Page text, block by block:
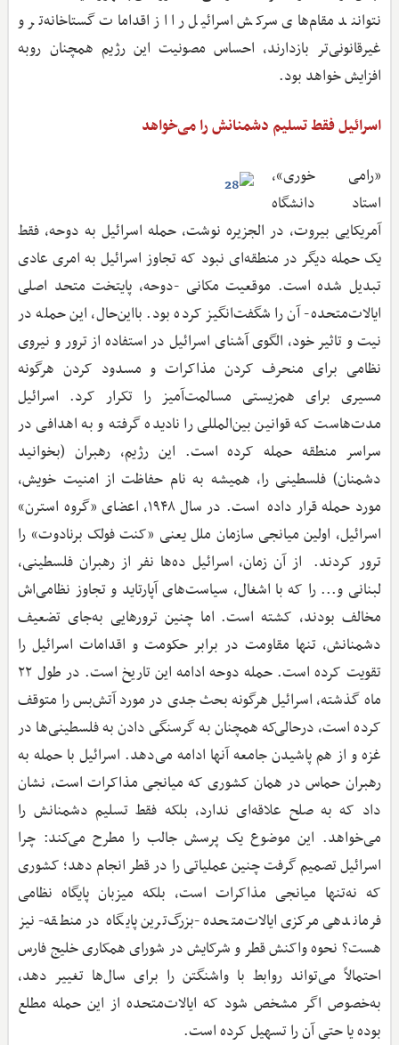
نتوانند مقام‌های سرکش اسرائیل را از اقدامات گستاخانه‌تر و
غیرقانونی‌تر بازدارند، احساس مصونیت این رژیم همچنان رو‌به
افزایش خواهد بود.
اسرائیل فقط تسلیم دشمنانش را می‌خواهد
«رامی خوری»،
استاد دانشگاه
آمریکایی بیروت، در الجزیره نوشت، حمله اسرائیل به دوحه، فقط
یک حمله دیگر در منطقه‌ای نبود که تجاوز اسرائیل به امری عادی
تبدیل شده است. موقعیت مکانی -دوحه، پایتخت متحد اصلی
ایالات‌متحده- آن را شگفت‌انگیز کرده بود. بااین‌حال، این حمله در
نیت و تاثیر خود، الگوی آشنای اسرائیل در استفاده از ترور و نیروی
نظامی برای منحرف کردن مذاکرات و مسدود کردن هرگونه
مسیری برای همزیستی مسالمت‌آمیز را تکرار کرد. اسرائیل
مدت‌هاست که قوانین بین‌المللی را نادیده گرفته و به اهدافی در
سراسر منطقه حمله کرده است. این رژیم، رهبران (بخوانید
دشمنان) فلسطینی را، همیشه به نام حفاظت از امنیت خویش،
مورد حمله قرار داده است. در سال ۱۹۴۸، اعضای «گروه استرن»
اسرائیل، اولین میانجی سازمان ملل یعنی «کنت فولک برنادوت» را
ترور کردند. از آن زمان، اسرائیل ده‌ها نفر از رهبران فلسطینی،
لبنانی و... را که با اشغال، سیاست‌های آپارتاید و تجاوز نظامی‌اش
مخالف بودند، کشته است. اما چنین ترورهایی به‌جای تضعیف
دشمنانش، تنها مقاومت در برابر حکومت و اقدامات اسرائیل را
تقویت کرده است. حمله دوحه ادامه این تاریخ است. در طول ۲۲
ماه گذشته، اسرائیل هرگونه بحث جدی در مورد آتش‌بس را متوقف
کرده است، درحالی‌که همچنان به گرسنگی دادن به فلسطینی‌ها در
غزه و از هم پاشیدن جامعه آنها ادامه می‌دهد. اسرائیل با حمله به
رهبران حماس در همان کشوری که میانجی مذاکرات است، نشان
داد که به صلح علاقه‌ای ندارد، بلکه فقط تسلیم دشمنانش را
می‌خواهد. این موضوع یک پرسش جالب را مطرح می‌کند: چرا
اسرائیل تصمیم گرفت چنین عملیاتی را در قطر انجام دهد؛ کشوری
که نه‌تنها میانجی مذاکرات است، بلکه میزبان پایگاه نظامی
فرماندهی مرکزی ایالات‌متحده -بزرگ‌ترین پایگاه در منطقه- نیز
هست؟ نحوه واکنش قطر و شرکایش در شورای همکاری خلیج فارس
احتمالاً می‌تواند روابط با واشنگتن را برای سال‌ها تغییر دهد،
به‌خصوص اگر مشخص شود که ایالات‌متحده از این حمله مطلع
بوده یا حتی آن را تسهیل کرده است.